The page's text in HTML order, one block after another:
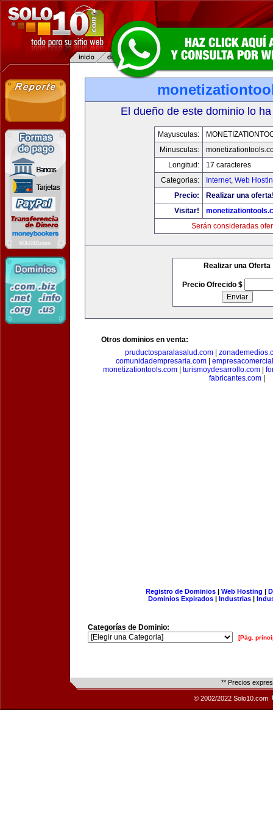
El dueño de este dominio lo
Mayusculas:
Minusculas:
Longitud:
17 caracteres
Categorias:
Internet, Web
Precio:
Realizar una
Visitar!
Serán consideradas
Realizar una Oferta
Precio Ofrecido $
Otros dominios en venta:
pruductosparalasalud.com|
comunidadempresaria.com
monetizationtools.com| turismoydesarrollo.com|
fabricantes.com
Registro de Dominios| Web Hosting |
Dominios Expirados | Industrias |
Categorías de Dominio:
[Pág.
** Precios
© 2002/2022 Solo10.com